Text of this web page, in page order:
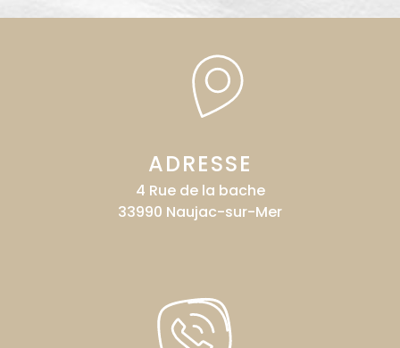
ADRESSE
4 Rue de la bache
33990 Naujac-sur-Mer